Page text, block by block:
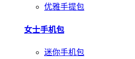
优雅手提包
女士手机包
迷你手机包